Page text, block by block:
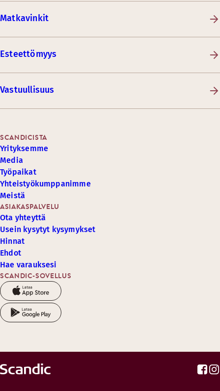
Matkavinkit
Esteettömyys
Vastuullisuus
SCANDIC-SOVELLUS
ASIAKASPALVELU
Ota yhteyttä
Usein kysytyt kysymykset
Hinnat
Ehdot
Hae varauksesi
SCANDICISTA
Yrityksemme
Media
Työpaikat
Yhteistyökumppanimme
Meistä